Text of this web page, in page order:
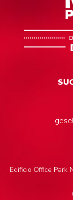
Edificio Office Park